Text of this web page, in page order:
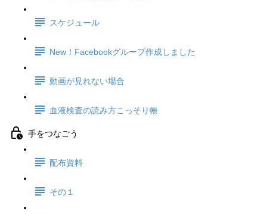
スケジュール
New！Facebookグループ作成しました
動画が見れない場合
血液検査の読み方こっそり帳
手をつなごう
配布資料
その１